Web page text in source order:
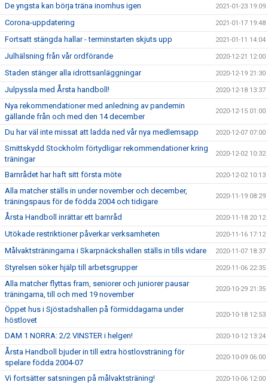
De yngsta kan börja träna inomhus igen 2021-01-23 19:09
Corona-uppdatering 2021-01-17 19:48
Fortsatt stängda hallar - terminstarten skjuts upp 2021-01-11 14:04
Julhälsning från vår ordförande 2020-12-21 12:00
Staden stänger alla idrottsanläggningar 2020-12-19 21:30
Julpyssla med Årsta handboll! 2020-12-18 13:37
Nya rekommendationer med anledning av pandemin
gällande från och med den 14 december
2020-12-15 01:00
Du har väl inte missat att ladda ned vår nya medlemsapp 2020-12-07 07:00
Smittskydd Stockholm förtydligar rekommendationer kring
träningar
2020-12-02 10:32
Barnrådet har haft sitt första möte 2020-12-02 10:13
Alla matcher ställs in under november och december,
träningspaus för de födda 2004 och tidigare
2020-11-19 08:29
Årsta Handboll inrättar ett barnråd 2020-11-18 20:12
Utökade restriktioner påverkar verksamheten 2020-11-16 17:12
Målvaktsträningarna i Skarpnäckshallen ställs in tills vidare 2020-11-07 18:37
Styrelsen söker hjälp till arbetsgrupper 2020-11-06 22:35
Alla matcher flyttas fram, seniorer och juniorer pausar
träningarna, till och med 19 november
2020-10-29 21:35
Öppet hus i Sjöstadshallen på förmiddagarna under
höstlovet
2020-10-18 12:53
DAM 1 NORRA: 2/2 VINSTER i helgen! 2020-10-12 13:24
Årsta Handboll bjuder in till extra höstlovsträning för
spelare födda 2004-07
2020-10-09 06:00
Vi fortsätter satsningen på målvaktsträning! 2020-10-06 12:00